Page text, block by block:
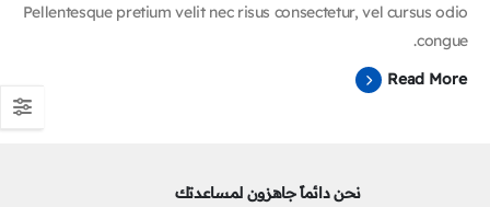
Pellentesque pretium velit nec risus consectetur, vel cursus odio
congue.
Read More
نحن دائماً جاهزون لمساعدتك